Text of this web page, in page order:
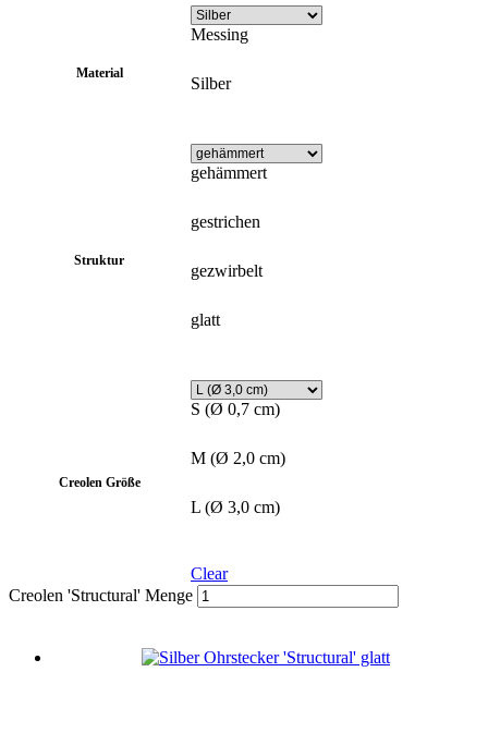
Material
Messing
Silber
Struktur
gehämmert
gestrichen
gezwirbelt
glatt
Creolen Größe
S (Ø 0,7 cm)
M (Ø 2,0 cm)
L (Ø 3,0 cm)
Clear
Creolen 'Structural' Menge